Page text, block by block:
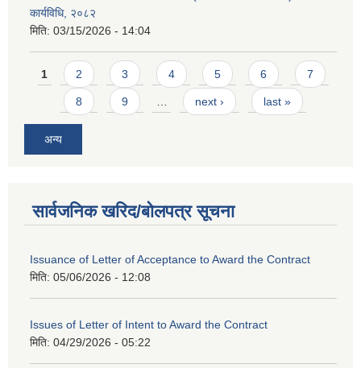
कार्यविधि, २०८२
मिति: 03/15/2026 - 14:04
Pages
1 2 3 4 5 6 7
8 9 … next › last »
अन्य
सार्वजनिक खरिद/बोलपत्र सूचना
Issuance of Letter of Acceptance to Award the Contract
मिति: 05/06/2026 - 12:08
Issues of Letter of Intent to Award the Contract
मिति: 04/29/2026 - 05:22